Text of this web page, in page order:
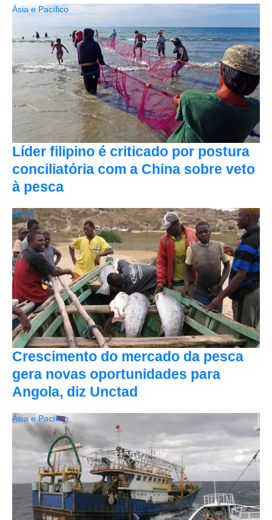
Líder filipino é criticado por postura
conciliatória com a China sobre veto
à pesca
Ásia e Pacífico
Crescimento do mercado da pesca
gera novas oportunidades para
Angola, diz Unctad
África
Ásia e Pacífico